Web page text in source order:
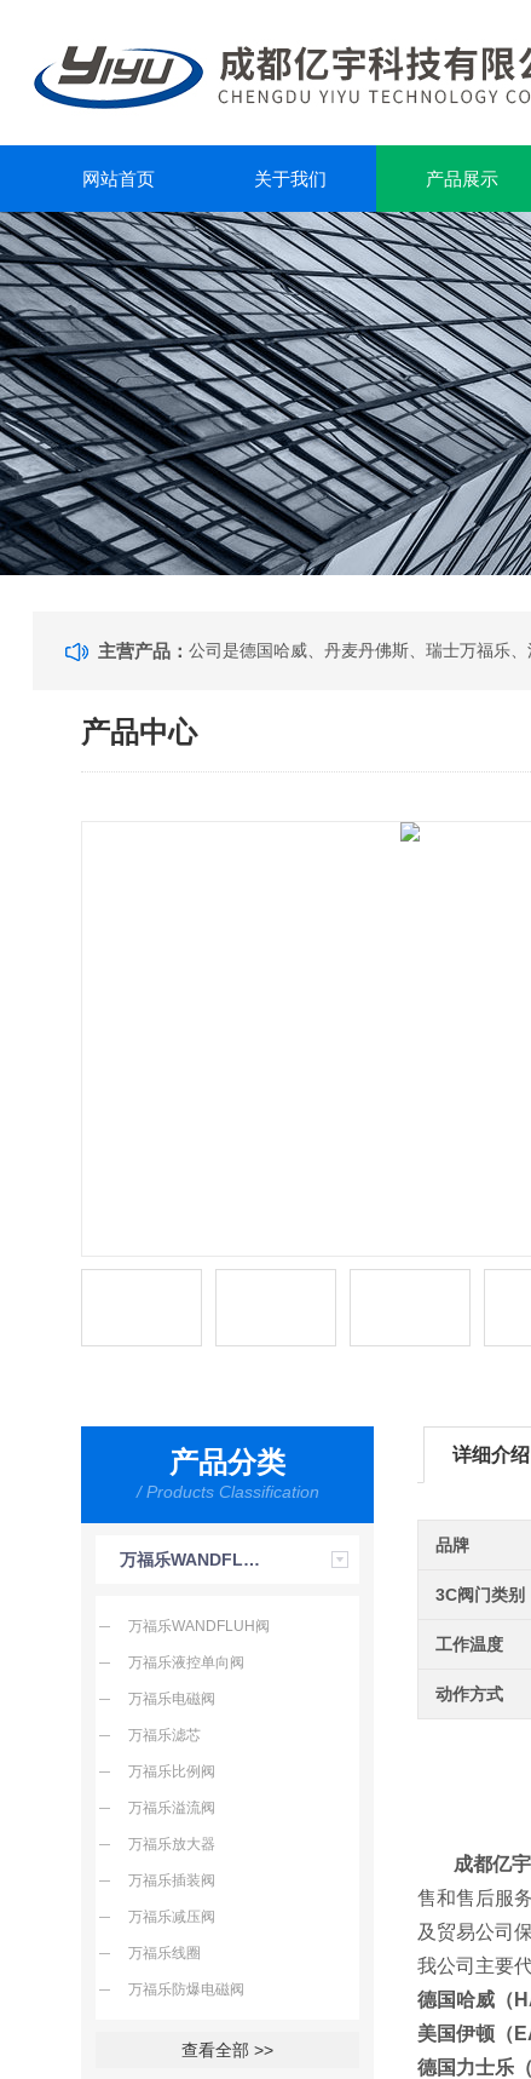
网站首页 关于我们 产品展示
主营产品：
产品中心
产品分类
/ Products Classification
万福乐WANDFLUH
万福乐WANDFLUH阀
万福乐液控单向阀
万福乐电磁阀
万福乐滤芯
万福乐比例阀
万福乐溢流阀
万福乐放大器
万福乐插装阀
万福乐减压阀
万福乐线圈
万福乐防爆电磁阀
查看全部 >>
详细介绍
品牌
3C阀门类别
工作温度
动作方式
成都亿宇
售和售后服
及贸易
我公司主要
德国哈威（
美国伊顿（
德国力士